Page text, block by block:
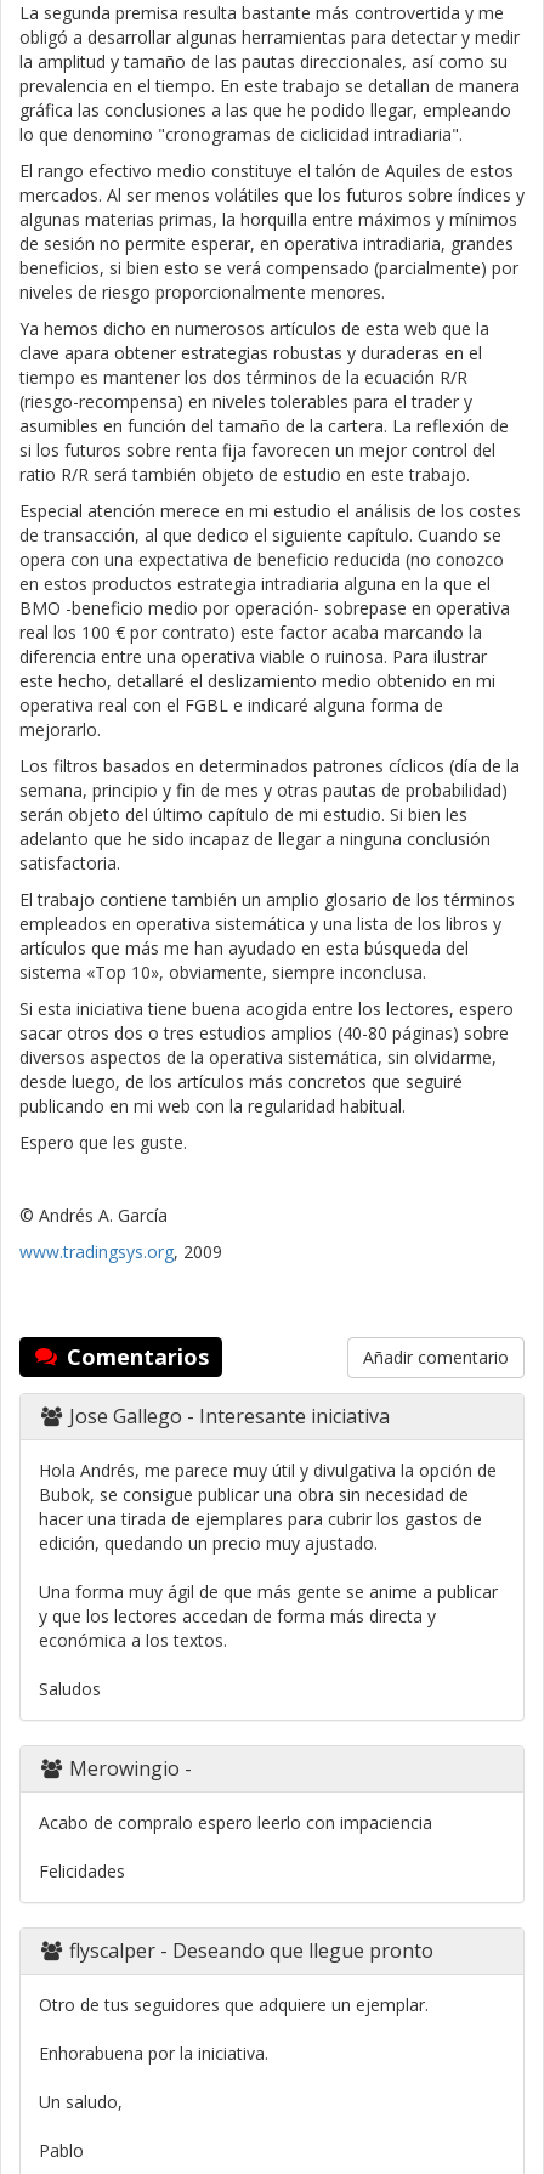
La segunda premisa resulta bastante más controvertida y me
obligó a desarrollar algunas herramientas para detectar y medir
la amplitud y tamaño de las pautas direccionales, así como su
prevalencia en el tiempo. En este trabajo se detallan de manera
gráfica las conclusiones a las que he podido llegar, empleando
lo que denomino "cronogramas de ciclicidad intradiaria".
El rango efectivo medio constituye el talón de Aquiles de estos
mercados. Al ser menos volátiles que los futuros sobre índices y
algunas materias primas, la horquilla entre máximos y mínimos
de sesión no permite esperar, en operativa intradiaria, grandes
beneficios, si bien esto se verá compensado (parcialmente) por
niveles de riesgo proporcionalmente menores.
Ya hemos dicho en numerosos artículos de esta web que la
clave apara obtener estrategias robustas y duraderas en el
tiempo es mantener los dos términos de la ecuación R/R
(riesgo-recompensa) en niveles tolerables para el trader y
asumibles en función del tamaño de la cartera. La reflexión de
si los futuros sobre renta fija favorecen un mejor control del
ratio R/R será también objeto de estudio en este trabajo.
Especial atención merece en mi estudio el análisis de los costes
de transacción, al que dedico el siguiente capítulo. Cuando se
opera con una expectativa de beneficio reducida (no conozco
en estos productos estrategia intradiaria alguna en la que el
BMO -beneficio medio por operación- sobrepase en operativa
real los 100 € por contrato) este factor acaba marcando la
diferencia entre una operativa viable o ruinosa. Para ilustrar
este hecho, detallaré el deslizamiento medio obtenido en mi
operativa real con el FGBL e indicaré alguna forma de
mejorarlo.
Los filtros basados en determinados patrones cíclicos (día de la
semana, principio y fin de mes y otras pautas de probabilidad)
serán objeto del último capítulo de mi estudio. Si bien les
adelanto que he sido incapaz de llegar a ninguna conclusión
satisfactoria.
El trabajo contiene también un amplio glosario de los términos
empleados en operativa sistemática y una lista de los libros y
artículos que más me han ayudado en esta búsqueda del
sistema «Top 10», obviamente, siempre inconclusa.
Si esta iniciativa tiene buena acogida entre los lectores, espero
sacar otros dos o tres estudios amplios (40-80 páginas) sobre
diversos aspectos de la operativa sistemática, sin olvidarme,
desde luego, de los artículos más concretos que seguiré
publicando en mi web con la regularidad habitual.
Espero que les guste.
© Andrés A. García
www.tradingsys.org, 2009
Comentarios Añadir comentario
Jose Gallego - Interesante iniciativa
Hola Andrés, me parece muy útil y divulgativa la opción de
Bubok, se consigue publicar una obra sin necesidad de
hacer una tirada de ejemplares para cubrir los gastos de
edición, quedando un precio muy ajustado.
Una forma muy ágil de que más gente se anime a publicar
y que los lectores accedan de forma más directa y
económica a los textos.
Saludos
Merowingio -
Acabo de compralo espero leerlo con impaciencia
Felicidades
flyscalper- Deseando que llegue pronto
Otro de tus seguidores que adquiere un ejemplar.
Enhorabuena por la iniciativa.
Un saludo,
Pablo